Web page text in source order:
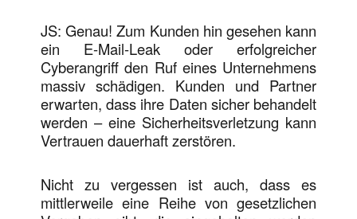
JS: Genau! Zum Kunden hin gesehen kann
ein E-Mail-Leak oder erfolgreicher
Cyberangriff den Ruf eines Unternehmens
massiv schädigen. Kunden und Partner
erwarten, dass ihre Daten sicher behandelt
werden – eine Sicherheitsverletzung kann
Vertrauen dauerhaft zerstören.
Nicht zu vergessen ist auch, dass es
mittlerweile eine Reihe von gesetzlichen